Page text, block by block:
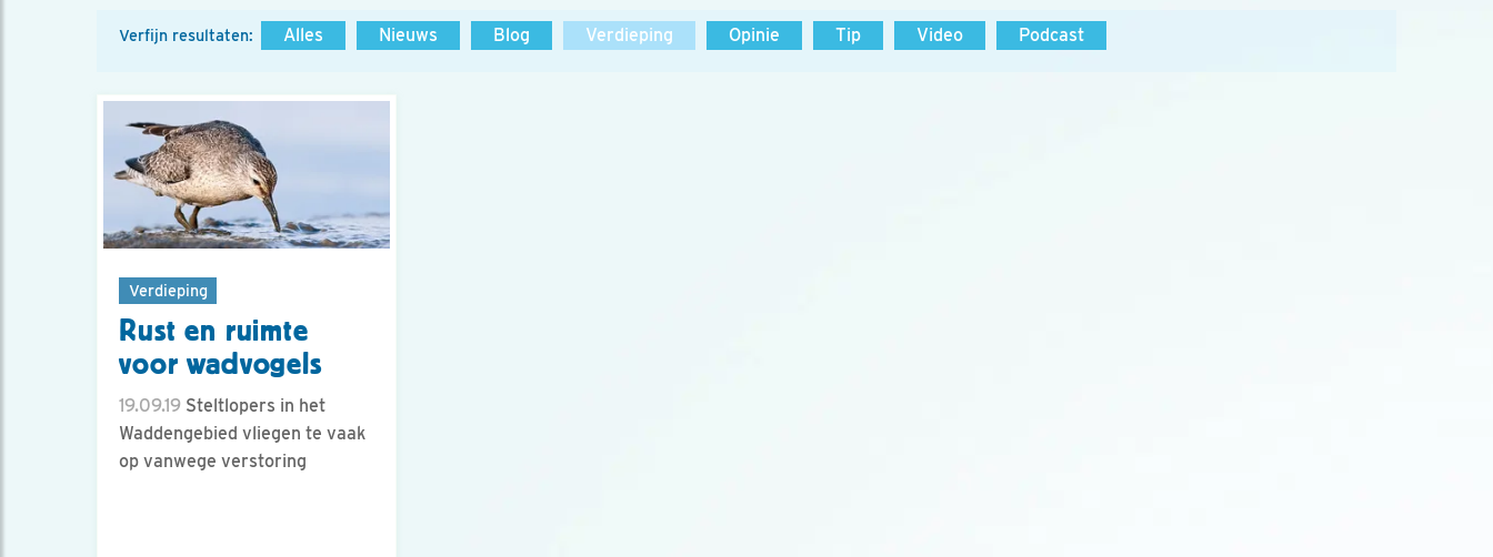
Verfijn resultaten: Alles Nieuws Blog Verdieping Opinie Tip Video Podcast
Verdieping
Rust en ruimte
voor wadvogels
19.09.19 Steltlopers in het
Waddengebied vliegen te vaak
op vanwege verstoring